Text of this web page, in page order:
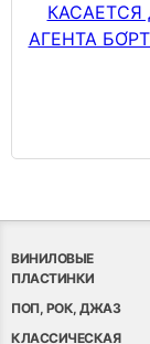
АГЕНТА
ВИНИЛОВЫЕ
ПЛАСТИНКИ
ПОП, РОК, ДЖАЗ
КЛАССИЧЕСКАЯ